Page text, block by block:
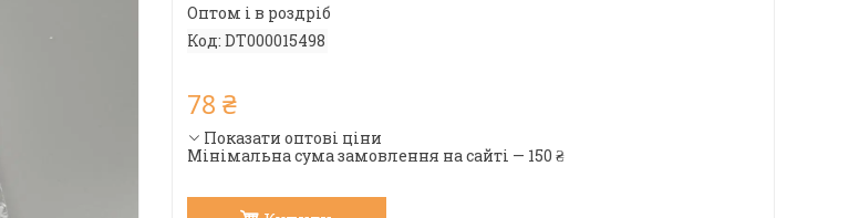
Оптом і в роздріб
Код: DT000015498
78 ₴
Показати оптові ціни
Мінімальна сума замовлення на сайті — 150 ₴